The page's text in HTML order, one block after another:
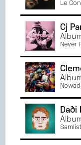
AVRIL
MARS
2022
Le
Cj
Never
Daði